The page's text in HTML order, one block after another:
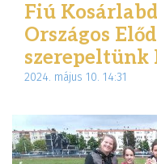
Fiú
Országos
szerepeltünk
2024. május 10. 14:31